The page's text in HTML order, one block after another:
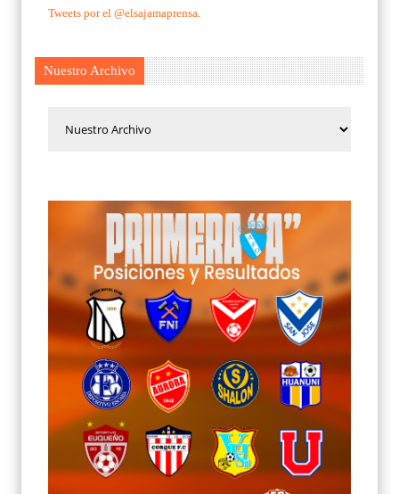
Tweets por el @elsajamaprensa.
Nuestro Archivo